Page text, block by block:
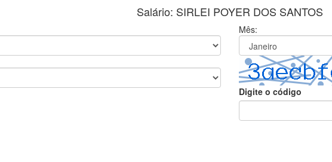
Salário: SIRLEI POYER DOS SANTOS
Mês:
Digite o código